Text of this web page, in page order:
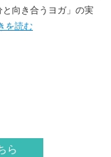
と向き合うヨガ」の実
を読む
ら